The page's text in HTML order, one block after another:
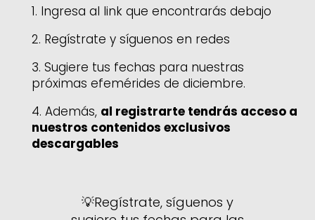
1. Ingresa al link que encontrarás debajo
2. Regístrate y síguenos en redes
3. Sugiere tus fechas para nuestras
próximas efemérides de diciembre.
4. Además, al registrarte tendrás acceso a
nuestros contenidos exclusivos
descargables
💡Regístrate, síguenos y